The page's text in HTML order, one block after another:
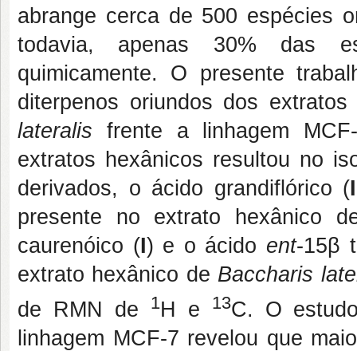
abrange cerca de 500 espécies
todavia, apenas 30% das
quimicamente. O presente
diterpenos oriundos dos
lateralis frente a linhagem
extratos hexânicos resultou no
derivados, o ácido grandiflórico (
presente no extrato hexânico
caurenóico (I) e o ácido ent-15β
extrato hexânico de Baccharis
de RMN de
1H e 13C. O
linhagem MCF-7 revelou que